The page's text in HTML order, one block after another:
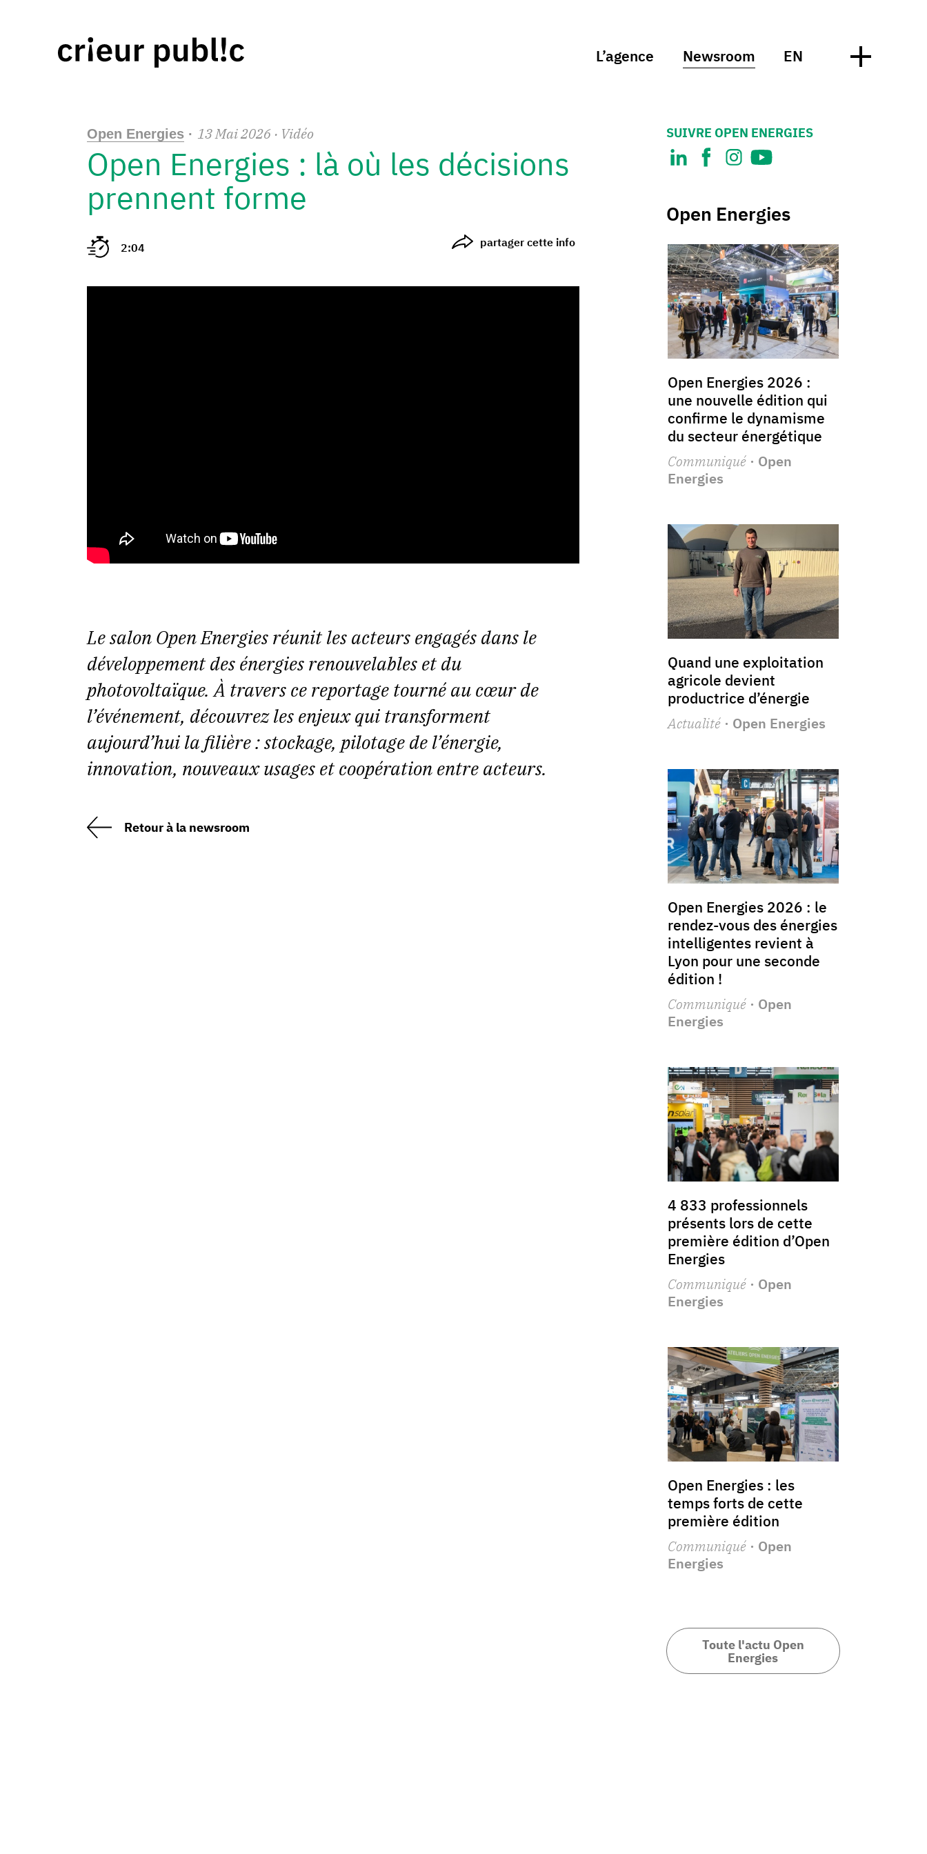
L’agence Newsroom EN
Open Energies · 13Mai2026 · Vidéo
Open Energies : là où les décisions
prennent forme
2:04 partager cette info
Le salon Open Energies réunit les acteurs engagés dans le
développement des énergies renouvelables et du
photovoltaïque. À travers ce reportage tourné au cœur de
l’événement, découvrez les enjeux qui transforment
aujourd’hui la filière : stockage, pilotage de l’énergie,
innovation, nouveaux usages et coopération entre acteurs.
Retour à la newsroom
SUIVRE OPEN ENERGIES
Open Energies
Open Energies 2026 :
une nouvelle édition qui
confirme le dynamisme
du secteur énergétique
Communiqué· Open
Energies
Quand une exploitation
agricole devient
productrice d’énergie
Actualité· Open Energies
Open Energies 2026 : le
rendez-vous des énergies
intelligentes revient à
Lyon pour une seconde
édition !
Communiqué· Open
Energies
4 833 professionnels
présents lors de cette
première édition d’Open
Energies
Communiqué· Open
Energies
Open Energies : les
temps forts de cette
première édition
Communiqué· Open
Energies
Toute l'actu Open
Energies